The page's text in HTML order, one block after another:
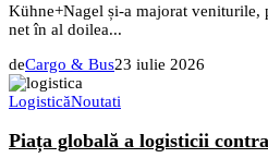
Kühne+Nagel și-a majorat
net în al doilea...
deCargo & Bus23 iulie 2026
LogisticăNoutati
Piața globală a logisticii